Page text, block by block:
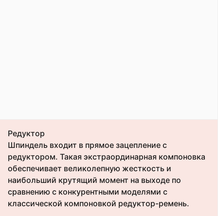
Редуктор
Шпиндель входит в прямое зацепление с
редуктором. Такая экстраординарная компоновка
обеспечивает великолепную жесткость и
наибольший крутящий момент на выходе по
сравнению с конкурентными моделями с
классической компоновкой редуктор-ремень.